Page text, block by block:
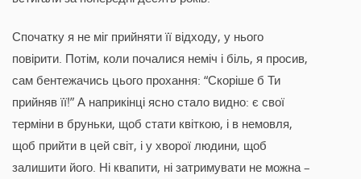
Спочатку я не міг прийняти її відходу, у нього
повірити. Потім, коли почалися неміч і біль, я просив,
сам бентежачись цього прохання: “Скоріше б Ти
прийняв її!” А наприкінці ясно стало видно: є свої
терміни в бруньки, щоб стати квіткою, і в немовля,
щоб прийти в цей світ, і у хворої людини, щоб
залишити його. Ні квапити, ні затримувати не можна –